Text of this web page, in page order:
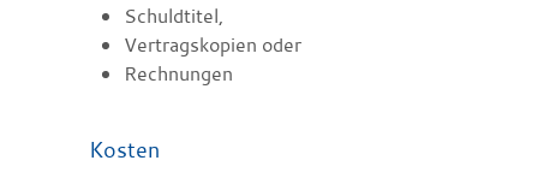
Schuldtitel,
Vertragskopien oder
Rechnungen
Kosten